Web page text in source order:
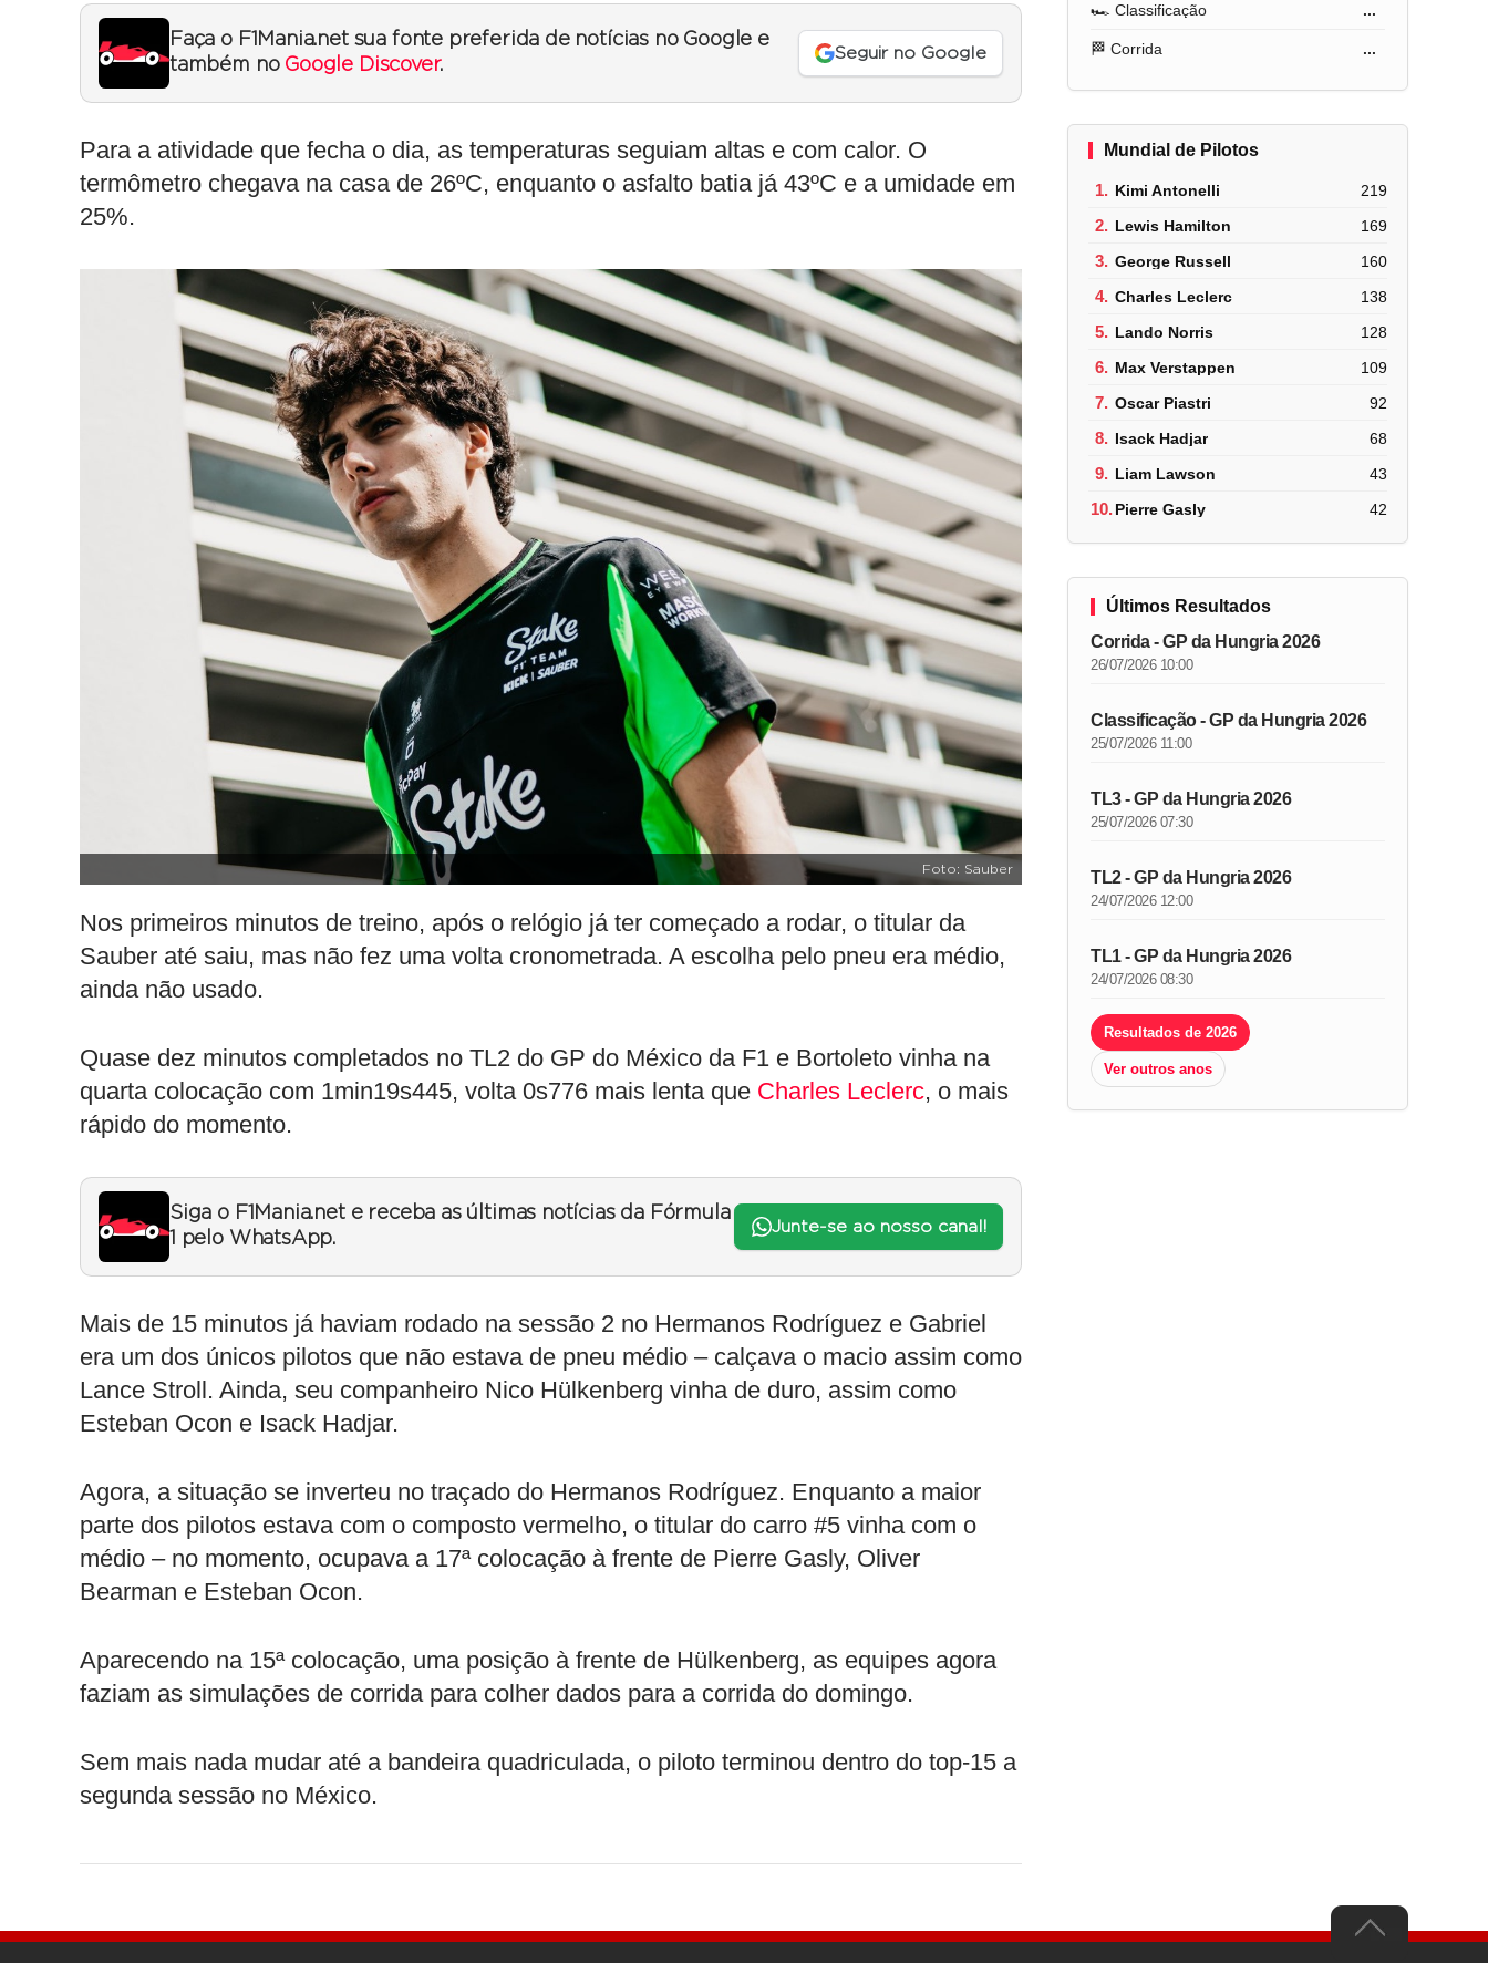
Faça o F1Mania.net sua fonte preferida de notícias no Google e
também no Google Discover.
Seguir no Google
Para a atividade que fecha o dia, as temperaturas seguiam altas e com calor. O
termômetro chegava na casa de 26ºC, enquanto o asfalto batia já 43ºC e a umidade em
25%.
Foto: Sauber
Nos primeiros minutos de treino, após o relógio já ter começado a rodar, o titular da
Sauber até saiu, mas não fez uma volta cronometrada. A escolha pelo pneu era médio,
ainda não usado.
Quase dez minutos completados no TL2 do GP do México da F1 e Bortoleto vinha na
quarta colocação com 1min19s445, volta 0s776 mais lenta que Charles Leclerc, o mais
rápido do momento.
Siga o F1Mania.net e receba as últimas notícias da Fórmula
1 pelo WhatsApp.
Junte-se ao nosso canal!
Mais de 15 minutos já haviam rodado na sessão 2 no Hermanos Rodríguez e Gabriel
era um dos únicos pilotos que não estava de pneu médio – calçava o macio assim como
Lance Stroll. Ainda, seu companheiro Nico Hülkenberg vinha de duro, assim como
Esteban Ocon e Isack Hadjar.
Agora, a situação se inverteu no traçado do Hermanos Rodríguez. Enquanto a maior
parte dos pilotos estava com o composto vermelho, o titular do carro #5 vinha com o
médio – no momento, ocupava a 17ª colocação à frente de Pierre Gasly, Oliver
Bearman e Esteban Ocon.
Aparecendo na 15ª colocação, uma posição à frente de Hülkenberg, as equipes agora
faziam as simulações de corrida para colher dados para a corrida do domingo.
Sem mais nada mudar até a bandeira quadriculada, o piloto terminou dentro do top-15 a
segunda sessão no México.
🏎️ Classificação ...
🏁 Corrida ...
Mundial de Pilotos
1. Kimi Antonelli 219
2. Lewis Hamilton 169
3. George Russell 160
4. Charles Leclerc 138
5. Lando Norris 128
6. Max Verstappen 109
7. Oscar Piastri 92
8. Isack Hadjar 68
9. Liam Lawson 43
10.Pierre Gasly 42
Últimos Resultados
Corrida - GP da Hungria 2026
26/07/2026 10:00
Classificação - GP da Hungria 2026
25/07/2026 11:00
TL3 - GP da Hungria 2026
25/07/2026 07:30
TL2 - GP da Hungria 2026
24/07/2026 12:00
TL1 - GP da Hungria 2026
24/07/2026 08:30
Resultados de 2026
Ver outros anos